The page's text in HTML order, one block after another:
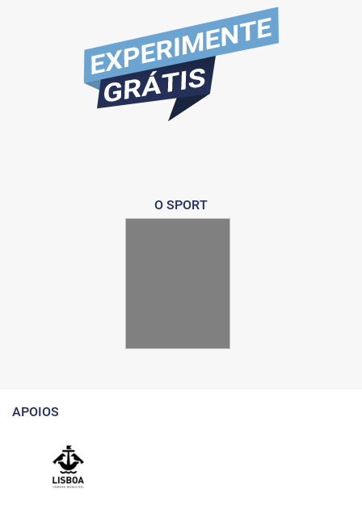
O SPORT
APOIOS